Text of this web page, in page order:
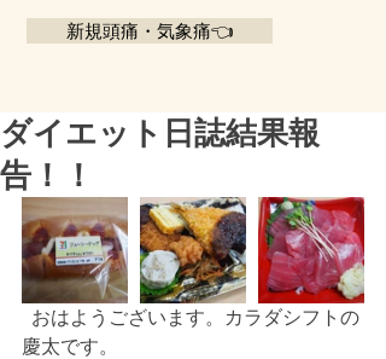
新規頭痛・気象痛👈
ダイエット日誌結果報
告！！
慶太です。